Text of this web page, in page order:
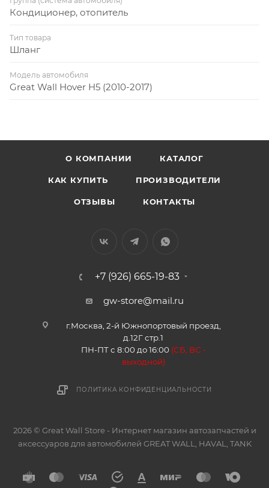
Кондиционер, отопитель
Тип товара
Шланг
Модель автомобиля
Great Wall Hover H5 (2010-2017)
О КОМПАНИИ КАТАЛОГ
КАК КУПИТЬ ПРОИЗВОДИТЕЛИ
ОТЗЫВЫ КОНТАКТЫ
+7 (926) 665-19-83
gw-store@mail.ru
г.Москва, 2-й Южнопортовый проезд,
д.12Г стр.1
ПН-ПТ с 8:00 до 16:00 (СБ, ВС -
выходной)
ПОЛИТИКА КОНФИДЕНЦИАЛЬНОСТИ
2026 © Great Wall Store - Интернет магазин автозапчастей и
аксессуаров для автомобилей GREAT WALL, HAVAL, TANK